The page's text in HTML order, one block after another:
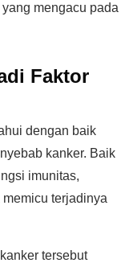
mengacu pada
Faktor
dengan baik
kanker. Baik
imunitas,
terjadinya
tersebut